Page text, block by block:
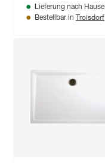
Lieferung nach Hause
Bestellbar in Troisdorf